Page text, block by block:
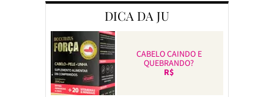
DICA DA JU
CABELO CAINDO E
QUEBRANDO?
R$